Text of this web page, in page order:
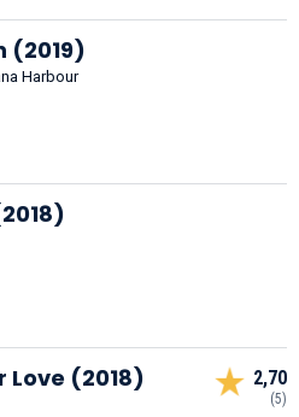
(2019)
Harbour
Love (2018) 2,70
(5)